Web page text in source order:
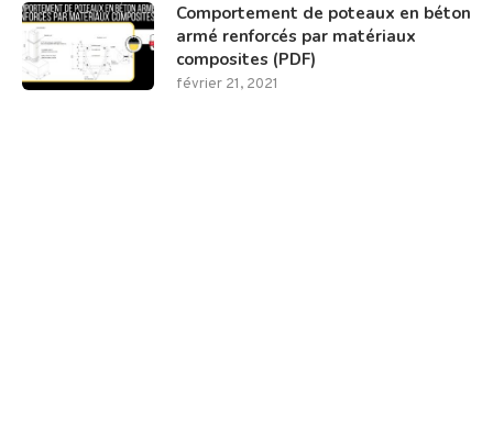
Comportement de poteaux en béton
armé renforcés par matériaux
composites (PDF)
février 21, 2021